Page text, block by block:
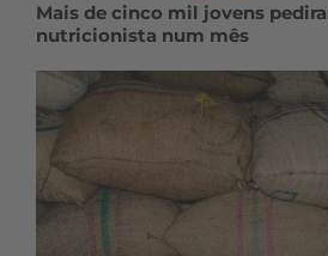
Mais de cinco mil jovens
nutricionista num mês